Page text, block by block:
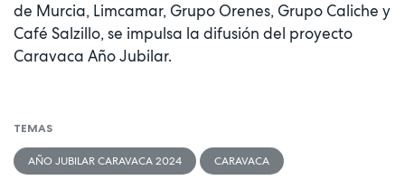
de Murcia, Limcamar, Grupo Orenes, Grupo Caliche y
Café Salzillo, se impulsa la difusión del proyecto
Caravaca Año Jubilar.
TEMAS
AÑO JUBILAR CARAVACA 2024 CARAVACA